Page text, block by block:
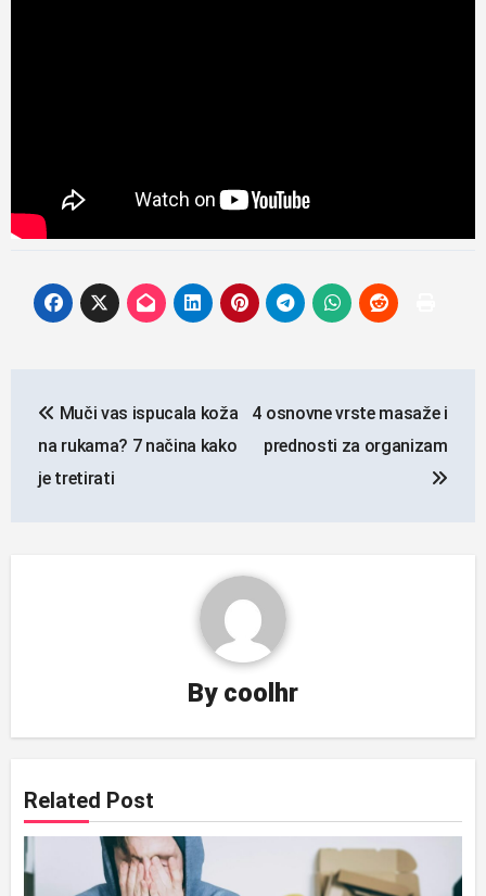
objava
Muči vas ispucala koža
na rukama? 7 načina kako
je tretirati
4 osnovne vrste masaže i
prednosti za organizam
By coolhr
Related Post